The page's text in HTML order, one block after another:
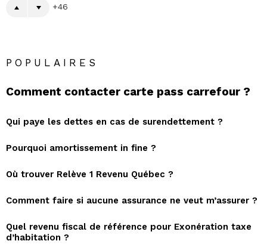
46
POPULAIRES
Comment contacter carte pass carrefour ?
Qui paye les dettes en cas de surendettement ?
Pourquoi amortissement in fine ?
Où trouver Relève 1 Revenu Québec ?
Comment faire si aucune assurance ne veut m’assurer ?
Quel revenu fiscal de référence pour Exonération taxe
d’habitation ?